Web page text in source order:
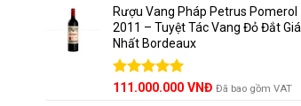
5 sao
Rượu Vang Pháp Petrus Pomerol
2011 – Tuyệt Tác Vang Đỏ Đắt Giá
Nhất Bordeaux
Được xếp
Giá
111.000.000 VNĐGiá
Đã bao gồm VAT